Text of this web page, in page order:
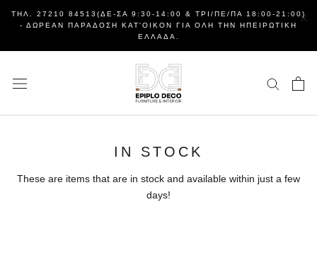
ΤΗΛ. 27210 84513(ΔΕ-ΣΑ 9:30-14:00 & ΤΡΙ/ΠΕ/ΠΑ 18:00-21:00)
- ΔΩΡΕΆΝ ΠΑΡΆΔΟΣΗ ΚΑΤ'ΟΊΚΟΝ ΓΙΑ ΌΛΗ ΤΗΝ ΗΠΕΙΡΩΤΙΚΉ
ΕΛΛΆΔΑ.
IN STOCK
These are items that are in stock and available within just a few
days!
×